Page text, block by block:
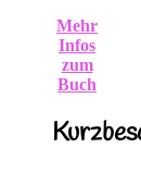
Mehr
Infos
zum
Buch